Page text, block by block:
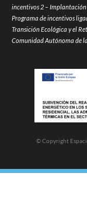
incentivos 2 – Implantación
Programa de incentivos
Transición Ecológica y el
Comunidad Autónoma de
© Copyright